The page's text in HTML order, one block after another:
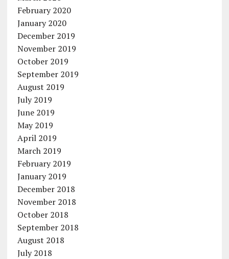
February 2020
January 2020
December 2019
November 2019
October 2019
September 2019
August 2019
July 2019
June 2019
May 2019
April 2019
March 2019
February 2019
January 2019
December 2018
November 2018
October 2018
September 2018
August 2018
July 2018